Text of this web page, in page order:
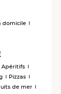
domicile
Apéritifs
Pizzas
de mer